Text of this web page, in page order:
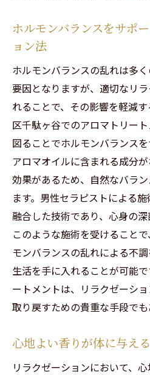
ホルモンバランスをサポ
ョン法
ホルモンバランスの乱れは多
要因となりますが、適切なリ
れることで、その影響を軽減
区千駄ヶ谷でのアロマトリー
図ることでホルモンバランスを
アロマオイルに含まれる成分
効果があるため、自然なバラ
ます。男性セラピストによる
融合した技術であり、心身の深
このような施術を受けること
モンバランスの乱れによる不
生活を手に入れることが可能
ートメントは、リラクゼーシ
取り戻すための貴重な手段でも
心地よい香りが体に与え
リラクゼーションにおいて、